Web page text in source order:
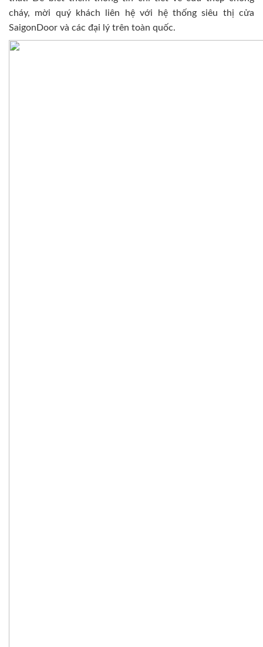
cháy, mời quý khách liên hệ với hệ thống siêu thị cửa
SaigonDoor và các đại lý trên toàn quốc.